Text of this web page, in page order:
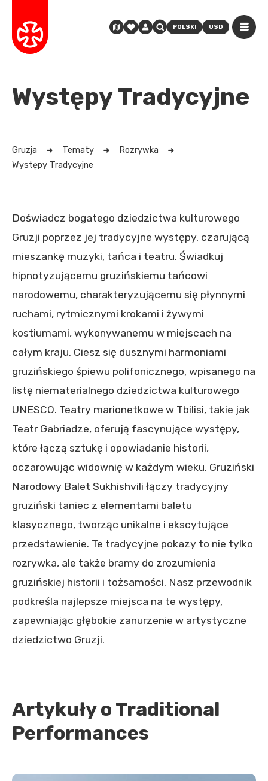
POLSKI USD
Występy Tradycyjne
Gruzja Tematy
Rozrywka
Występy Tradycyjne
Doświadcz bogatego dziedzictwa kulturowego
Gruzji poprzez jej tradycyjne występy, czarującą
mieszankę muzyki, tańca i teatru. Świadkuj
hipnotyzującemu gruzińskiemu tańcowi
narodowemu, charakteryzującemu się płynnymi
ruchami, rytmicznymi krokami i żywymi
kostiumami, wykonywanemu w miejscach na
całym kraju. Ciesz się dusznymi harmoniami
gruzińskiego śpiewu polifonicznego, wpisanego na
listę niematerialnego dziedzictwa kulturowego
UNESCO. Teatry marionetkowe w Tbilisi, takie jak
Teatr Gabriadze, oferują fascynujące występy,
które łączą sztukę i opowiadanie historii,
oczarowując widownię w każdym wieku. Gruziński
Narodowy Balet Sukhishvili łączy tradycyjny
gruziński taniec z elementami baletu
klasycznego, tworząc unikalne i ekscytujące
przedstawienie. Te tradycyjne pokazy to nie tylko
rozrywka, ale także bramy do zrozumienia
gruzińskiej historii i tożsamości. Nasz przewodnik
podkreśla najlepsze miejsca na te występy,
zapewniając głębokie zanurzenie w artystyczne
dziedzictwo Gruzji.
Artykuły o Traditional
Performances